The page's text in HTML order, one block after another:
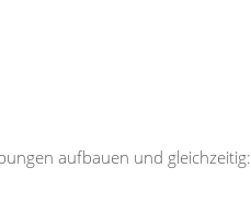
aufbauen und gleichzeitig: